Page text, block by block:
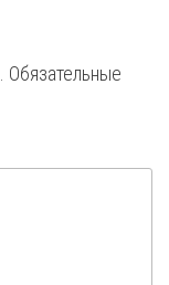
Обязательные